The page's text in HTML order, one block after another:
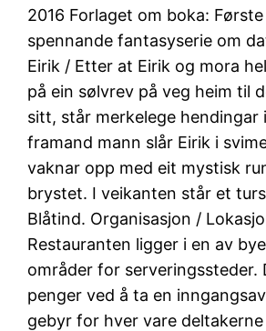
2016 Forlaget om boka:
spennande fantasyserie om
Eirik / Etter at Eirik og mora
på ein sølvrev på veg heim til
sitt, står merkelege hendingar
framand mann slår Eirik i
vaknar opp med eit mystisk
brystet. I veikanten står et
Blåtind. Organisasjon /
Restauranten ligger i en av
områder for serveringssteder.
penger ved å ta en
gebyr for hver vare